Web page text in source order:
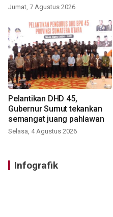
Jumat, 7 Agustus 2026
Pelantikan DHD 45,
Gubernur Sumut tekankan
semangat juang pahlawan
Selasa, 4 Agustus 2026
Infografik